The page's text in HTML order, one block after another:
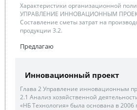
Характеристики организационной
УПРАВЛЕНИЕ ИННОВАЦИОННЫМ
Составление сметы затрат на
продукции 3.2.
Предлагаю
Инновационный проект
Глава 2 Управление инновационным
2.1 Анализ хозяйственной
«НБ Технология» была основана в 2006